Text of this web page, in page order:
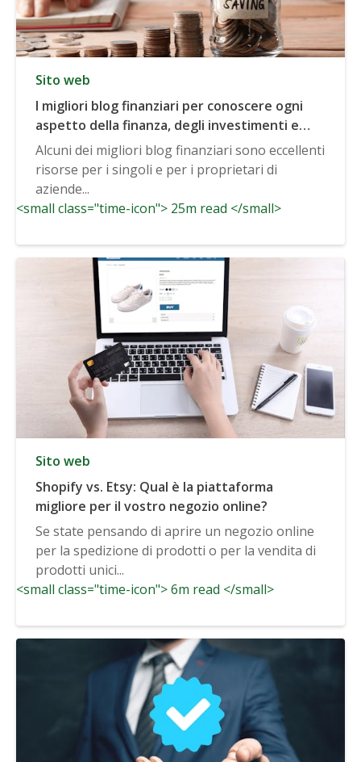
Sito web
I migliori blog finanziari per conoscere ogni
aspetto della finanza, degli investimenti e
altro ancora
Alcuni dei migliori blog finanziari sono eccellenti
risorse per i singoli e per i proprietari di
aziende...
<small class="time-icon"> 25m read </small>
Sito web
Shopify vs. Etsy: Qual è la piattaforma
migliore per il vostro negozio online?
Se state pensando di aprire un negozio online
per la spedizione di prodotti o per la vendita di
prodotti unici...
<small class="time-icon"> 6m read </small>